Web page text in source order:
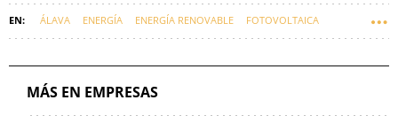
ÁLAVA ENERGÍA ENERGÍA RENOVABLE FOTOVOLTAICA
MÁS EN EMPRESAS